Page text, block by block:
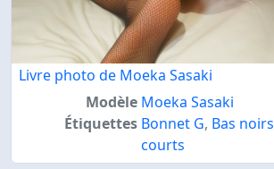
Livre photo de Moeka Sasaki
Modèle Moeka Sasaki
Étiquettes Bonnet G, Bas noirs
courts